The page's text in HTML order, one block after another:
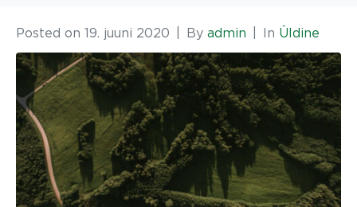
Posted on 19. juuni 2020 By admin In Üldine